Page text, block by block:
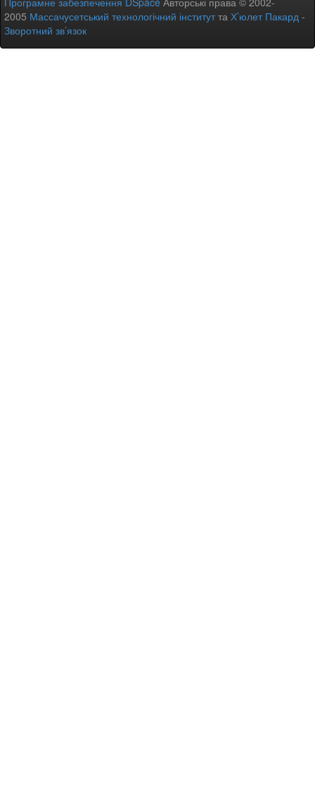
2005 Массачусетський технологічний інститутта Х’юлет Пакард -
Зворотний зв’язок